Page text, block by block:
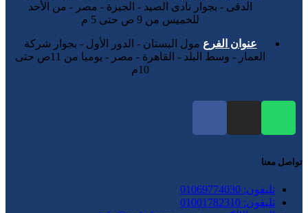
الدقى - بجوار نادى الصيد - الجيزة - مصر - من الأحد
للخميس من 9 ص حتى 5 م
عنوان الفرع مول البستان - الدور الأول - بجوار شركة
العمار - وسط البلد - القاهرة - مصر - يوميا من 11ص حتى
10م
تواصل معنا
تليفون: 01069774030
تليفون: 01001782310